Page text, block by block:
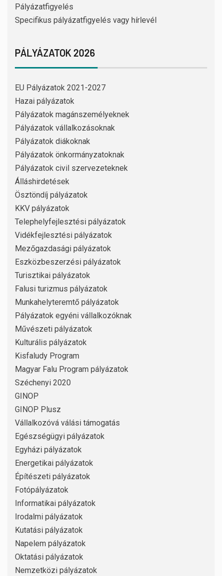
Pályázatfigyelés
Specifikus pályázatfigyelés vagy hírlevél
PÁLYÁZATOK 2026
EU Pályázatok 2021-2027
Hazai pályázatok
Pályázatok magánszemélyeknek
Pályázatok vállalkozásoknak
Pályázatok diákoknak
Pályázatok önkormányzatoknak
Pályázatok civil szervezeteknek
Álláshirdetések
Ösztöndíj pályázatok
KKV pályázatok
Telephelyfejlesztési pályázatok
Vidékfejlesztési pályázatok
Mezőgazdasági pályázatok
Eszközbeszerzési pályázatok
Turisztikai pályázatok
Falusi turizmus pályázatok
Munkahelyteremtő pályázatok
Pályázatok egyéni vállalkozóknak
Művészeti pályázatok
Kulturális pályázatok
Kisfaludy Program
Magyar Falu Program pályázatok
Széchenyi 2020
GINOP
GINOP Plusz
Vállalkozóvá válási támogatás
Egészségügyi pályázatok
Egyházi pályázatok
Energetikai pályázatok
Építészeti pályázatok
Fotópályázatok
Informatikai pályázatok
Irodalmi pályázatok
Kutatási pályázatok
Napelem pályázatok
Oktatási pályázatok
Nemzetközi pályázatok